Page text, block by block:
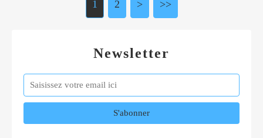
1 2 > >>
Newsletter